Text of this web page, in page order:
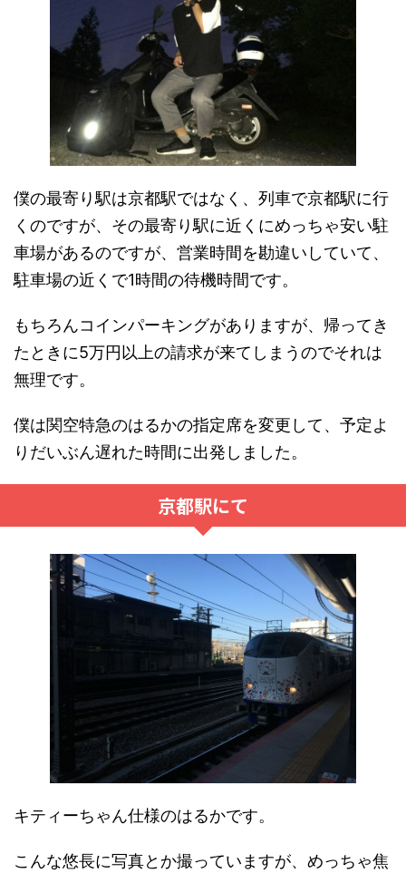
僕の最寄り駅は京都駅ではなく、列車で京都駅に行
くのですが、その最寄り駅に近くにめっちゃ安い駐
車場があるのですが、営業時間を勘違いしていて、
駐車場の近くで1時間の待機時間です。
もちろんコインパーキングがありますが、帰ってき
たときに5万円以上の請求が来てしまうのでそれは
無理です。
僕は関空特急のはるかの指定席を変更して、予定よ
りだいぶん遅れた時間に出発しました。
京都駅にて
キティーちゃん仕様のはるかです。
こんな悠長に写真とか撮っていますが、めっちゃ焦